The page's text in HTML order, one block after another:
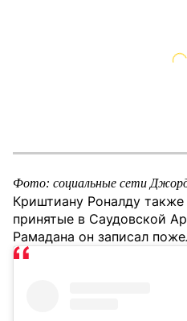
Фото: социальные сети
Криштиану Роналду
принятые в Саудовской
Рамадана он записал